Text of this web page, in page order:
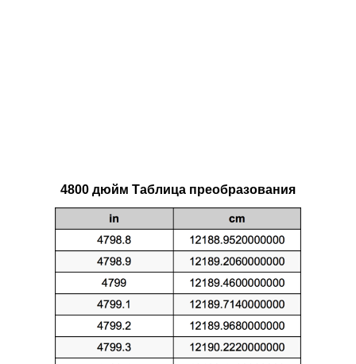
4800 дюйм Таблица преобразования